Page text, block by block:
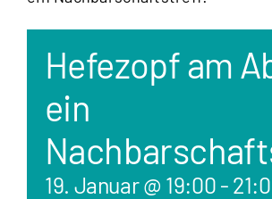
Hefezopf am
ein
19. Januar @ 19:00 -